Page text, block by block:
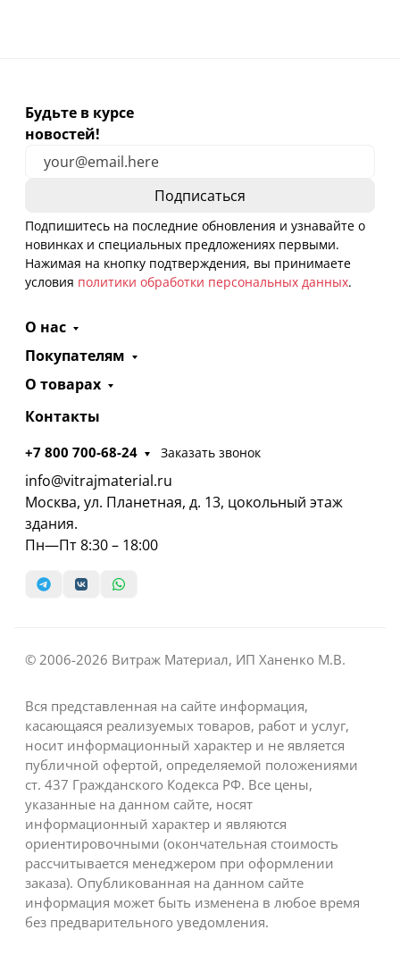
Будьте в курсе
новостей!
Подпишитесь на последние обновления и узнавайте о
новинках и специальных предложениях первыми.
Нажимая на кнопку подтверждения, вы принимаете
условия политики обработки персональных данных.
О нас
Покупателям
О товарах
Контакты
+7 800 700-68-24 Заказать звонок
info@vitrajmaterial.ru
Москва, ул. Планетная, д. 13, цокольный этаж
здания.
Пн—Пт 8:30 – 18:00
© 2006-2026 Витраж Материал, ИП Ханенко М.В.
Вся представленная на сайте информация,
касающаяся реализуемых товаров, работ и услуг,
носит информационный характер и не является
публичной офертой, определяемой положениями
ст. 437 Гражданского Кодекса РФ. Все цены,
указанные на данном сайте, носят
информационный характер и являются
ориентировочными (окончательная стоимость
рассчитывается менеджером при оформлении
заказа). Опубликованная на данном сайте
информация может быть изменена в любое время
без предварительного уведомления.